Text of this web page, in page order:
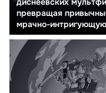
превращая
мрачно-